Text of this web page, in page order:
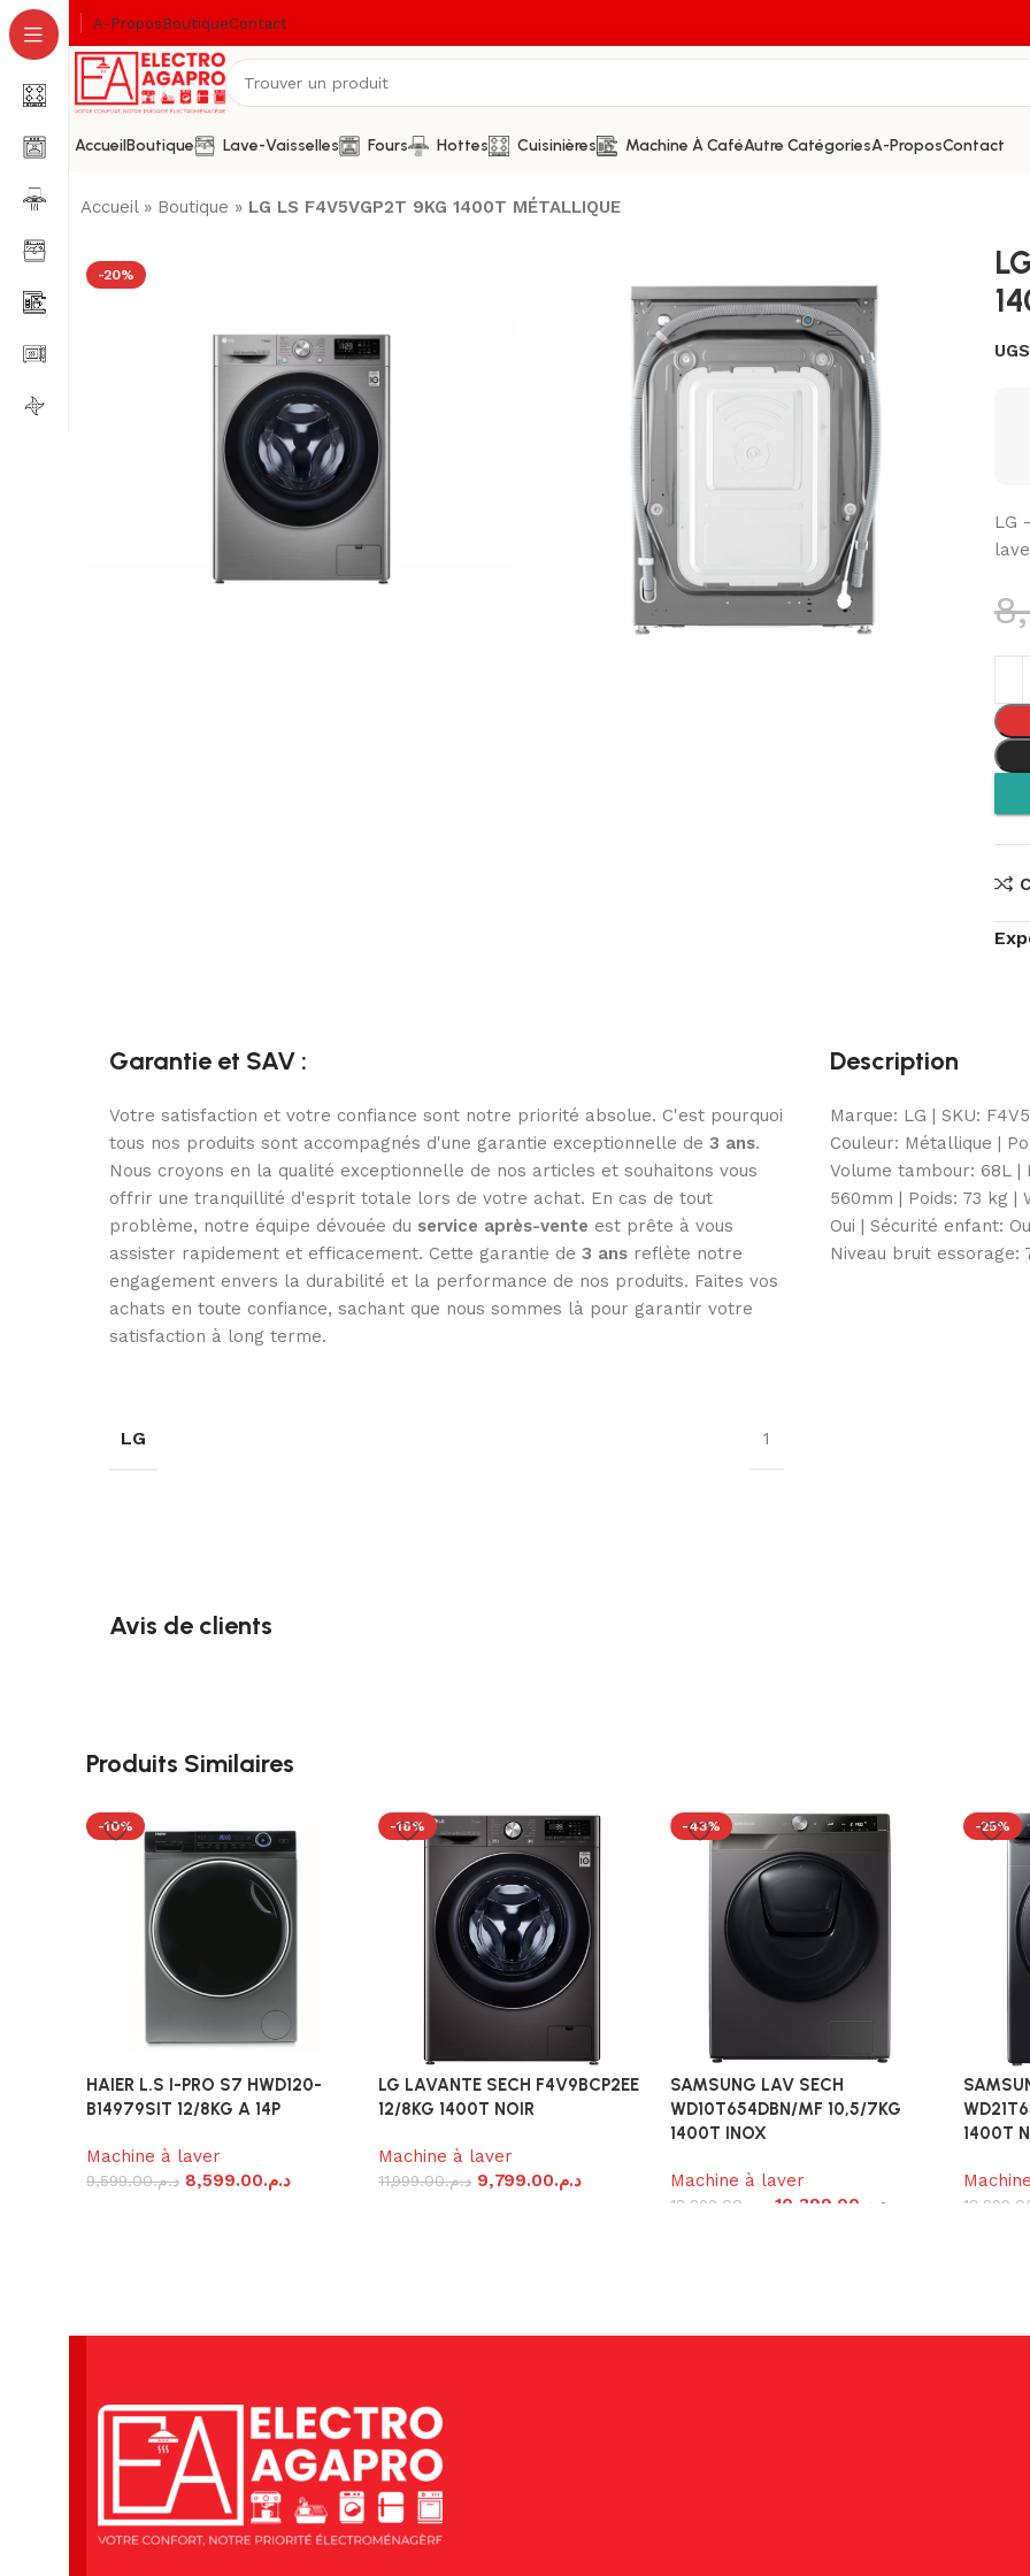
A-Propos BoutiqueContact
AccueilBoutique Lave-Vaisselles Fours Hottes Cuisinières Machine À CaféAutre CatégoriesA-ProposContact
Accueil» Boutique » LG LS F4V5VGP2T 9KG 1400T MÉTALLIQUE
-20%
LG
Garantie et SAV :
Votre satisfaction et votre confiance sont notre priorité absolue. C'est pourquoi
tous nos produits sont accompagnés d'une garantie exceptionnelle de 3 ans.
Nous croyons en la qualité exceptionnelle de nos articles et souhaitons vous
offrir une tranquillité d'esprit totale lors de votre achat. En cas de tout
problème, notre équipe dévouée du service après-vente est prête à vous
assister rapidement et efficacement. Cette garantie de 3 ans reflète notre
engagement envers la durabilité et la performance de nos produits. Faites vos
achats en toute confiance, sachant que nous sommes là pour garantir votre
satisfaction à long terme.
LG 1
Description
Marque: LG | SKU:
Couleur: Métallique |
Volume tambour: 68L |
560mm | Poids: 73 kg |
Oui | Sécurité enfant:
Niveau bruit essorage:
Avis de clients
Produits Similaires
-10%
HAIER L.S I-PRO S7 HWD120-
B14979SIT 12/8KG A 14P
Machine à laver
د.م.9,599.00 د.م.8,599.00
-18%
LG LAVANTE SECH F4V9BCP2EE
12/8KG 1400T NOIR
Machine à laver
د.م.11,999.00 د.م.9,799.00
-43%
SAMSUNG LAV SECH
WD10T654DBN/MF 10,5/7KG
1400T INOX
Machine à laver
18,299.00 د.م. 10,399.00
-25%
1400T